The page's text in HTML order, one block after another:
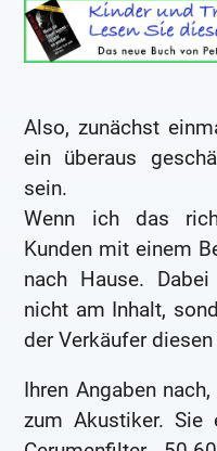
Also, zunächst
ein überaus
sein.
Wenn ich das
Kunden mit einem
nach Hause.
nicht am Inhalt,
der Verkäufer
Ihren Angaben
zum Akustiker. Sie